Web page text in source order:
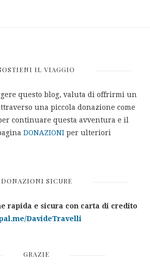
IL VIAGGIO
questo blog, valuta di offrirmi un
una piccola donazione come
continuare questa avventura e il
DONAZIONI per ulteriori
DONAZIONI SICURE
rapida e sicura con carta di credito
DavideTravelli
GRAZIE